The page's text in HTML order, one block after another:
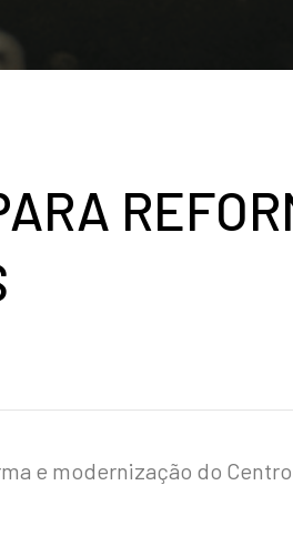
e modernização do